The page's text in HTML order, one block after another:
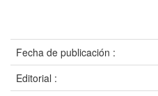
Fecha de publicación :
Editorial :